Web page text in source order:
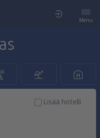
Menu
Lisää hotelli